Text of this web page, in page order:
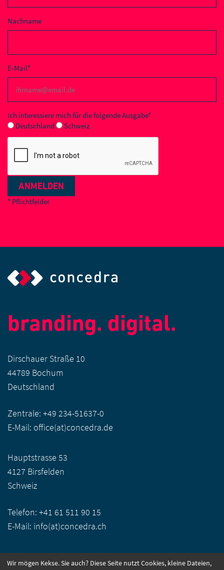
Nachname
E-Mail*
Ich interessiere mich für die folgende Ausgabe*
Deutschland
Schweiz
ANMELDEN
* Pflichtfelder
branding. digital.
Dirschauer Straße 10
44789 Bochum
Deutschland
Zentrale: +49 234-51637-0
E-Mail: office(at)concedra.de
Hauptstrasse 53
4127 Birsfelden
Schweiz
Telefon: +41 61 511 90 15
E-Mail: info(at)concedra.ch
Wir mögen Kekse. Sie auch? Diese Seite nutzt Cookies, kleine Dateien,